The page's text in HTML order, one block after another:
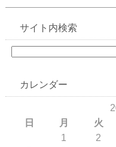
サイト内検索
カレンダー
日
月 火
1
2